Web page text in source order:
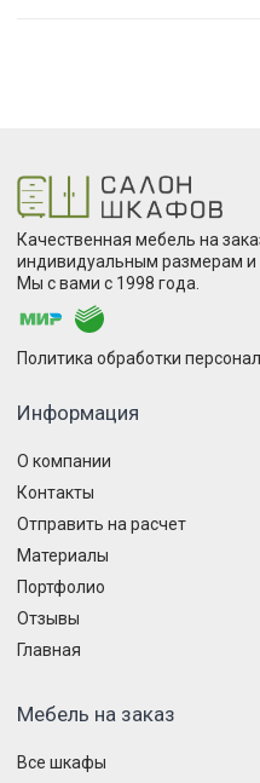
Качественная мебель на
индивидуальным размерам и
Мы с вами с 1998 года.
Политика обработки
Информация
О компании
Контакты
Отправить на расчет
Материалы
Портфолио
Отзывы
Главная
Мебель на заказ
Все шкафы